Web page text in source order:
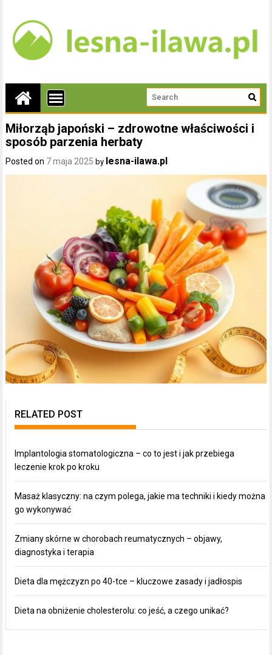
Miłorząb japoński – zdrowotne właściwości i
sposób parzenia herbaty
Posted on 7 maja 2025 by lesna-ilawa.pl
RELATED POST
Implantologia stomatologiczna – co to jest i jak przebiega
leczenie krok po kroku
Masaż klasyczny: na czym polega, jakie ma techniki i kiedy można
go wykonywać
Zmiany skórne w chorobach reumatycznych – objawy,
diagnostyka i terapia
Dieta dla mężczyzn po 40-tce – kluczowe zasady i jadłospis
Dieta na obniżenie cholesterolu: co jeść, a czego unikać?